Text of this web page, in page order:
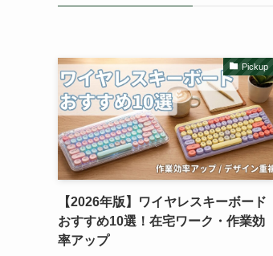
Pickup
【2026年版】ワイヤレスキーボード
おすすめ10選！在宅ワーク・作業効
率アップ